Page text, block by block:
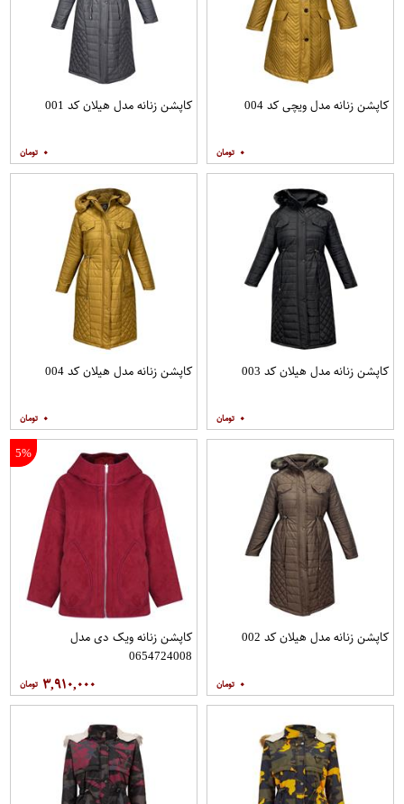
کاپشن زنانه مدل ویچی کد 004
۰
کاپشن زنانه مدل هیلان کد 001
۰
کاپشن زنانه مدل هیلان کد 003
۰
کاپشن زنانه مدل هیلان کد 004
۰
کاپشن زنانه مدل هیلان کد 002
۰
5%
کاپشن زنانه ویک دی مدل
0654724008
۳,۹۱۰,۰۰۰